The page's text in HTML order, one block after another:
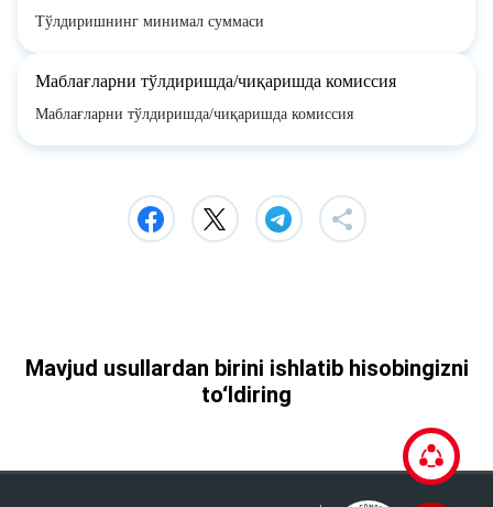
Тўлдиришнинг минимал суммаси
Маблағларни тўлдиришда/чиқаришда комиссия
Маблағларни тўлдиришда/чиқаришда комиссия
Mavjud usullardan birini ishlatib hisobingizni
to‘ldiring